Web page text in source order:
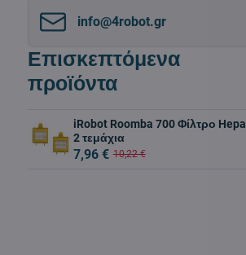
info​@4robot​.gr
Επισκεπτόμενα
προϊόντα
iRobot Roomba 700 Φίλτρο Hepa
2 τεμάχια
7,96 € 10,22 €